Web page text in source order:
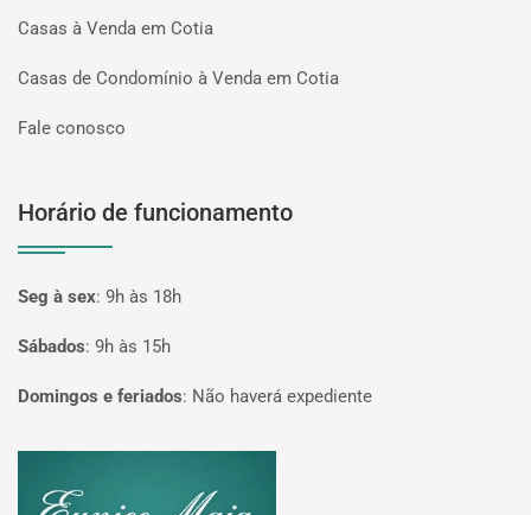
Casas à Venda em Cotia
Casas de Condomínio à Venda em Cotia
Fale conosco
Horário de funcionamento
Seg à sex: 9h às 18h
Sábados: 9h às 15h
Domingos e feriados: Não haverá expediente